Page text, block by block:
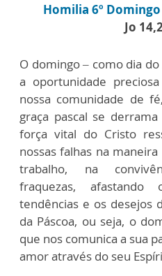
Homilia 6º Domingo
Jo
O domingo – como dia
a oportunidade
nossa comunidade de
graça pascal se
força vital do Cristo
nossas falhas na
trabalho, na
fraquezas, afastando
tendências e os desejos
da Páscoa, ou seja, o
que nos comunica a sua
amor através do seu